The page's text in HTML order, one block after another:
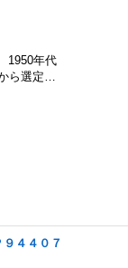
1950年代
ら選定…
４４０７